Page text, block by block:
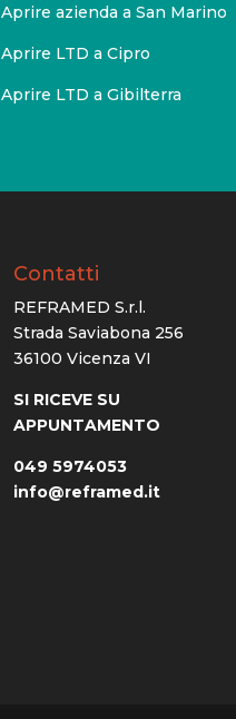
Aprire azienda a San Marino
Aprire LTD a Cipro
Aprire LTD a Gibilterra
Contatti
REFRAMED S.r.l.
Strada Saviabona 256
36100 Vicenza VI
SI RICEVE SU
APPUNTAMENTO
049 5974053
info@reframed.it